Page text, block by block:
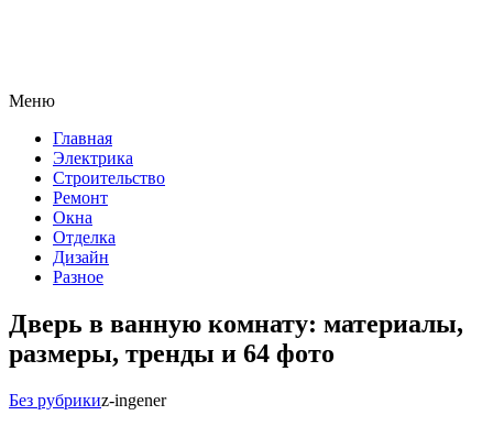
Меню
Главная
Электрика
Строительство
Ремонт
Окна
Отделка
Дизайн
Разное
Дверь в ванную комнату: материалы,
размеры, тренды и 64 фото
Без рубрикиz-ingener